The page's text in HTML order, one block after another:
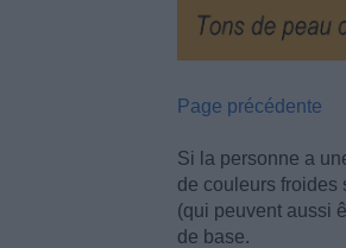
Page précédente
Si la personne a
de couleurs froides
(qui peuvent aussi
de base.